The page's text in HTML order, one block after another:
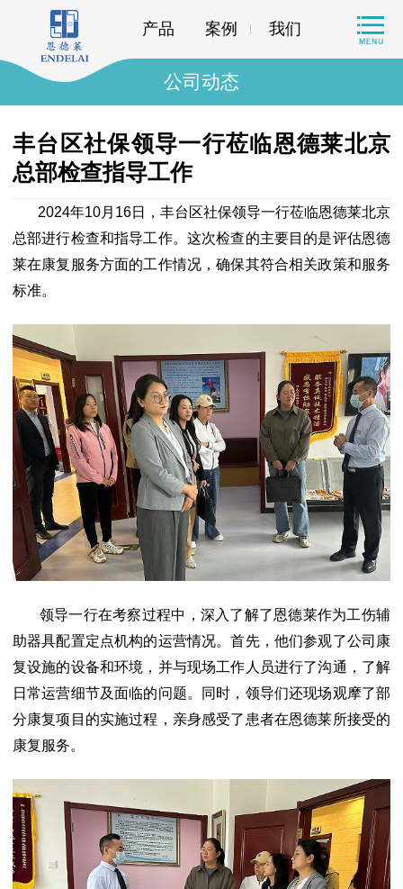
产品 案例 我们
公司动态
丰台区社保领导一行莅临恩德莱北京
总部检查指导工作
2024年10月16日，丰台区社保领导一行莅临恩德莱北京
总部进行检查和指导工作。这次检查的主要目的是评估恩德
莱在康复服务方面的工作情况，确保其符合相关政策和服务
标准。
领导一行在考察过程中，深入了解了恩德莱作为工伤辅
助器具配置定点机构的运营情况。首先，他们参观了公司康
复设施的设备和环境，并与现场工作人员进行了沟通，了解
日常运营细节及面临的问题。同时，领导们还现场观摩了部
分康复项目的实施过程，亲身感受了患者在恩德莱所接受的
康复服务。